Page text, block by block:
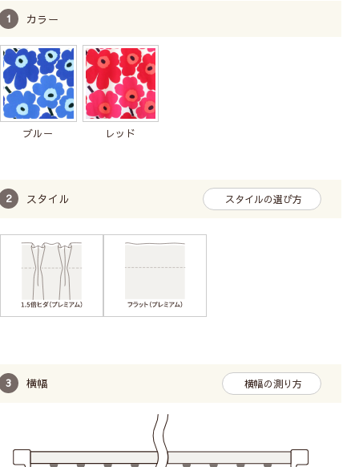
コットン
カラー
ブルー レッド
スタイル スタイルの選び方
横幅 横幅の測り方